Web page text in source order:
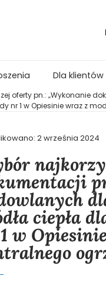
Dla klientów
oferty pn.: „Wykonanie
1 w Opiesinie wraz z
2 września 2024
ciepła
w